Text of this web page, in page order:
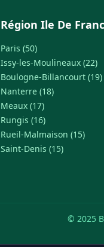
Région Ile De
Paris (50)
Issy-les-Moulineaux (22)
Boulogne-Billancourt (19)
Nanterre (18)
Meaux (17)
Rungis (16)
Rueil-Malmaison (15)
Saint-Denis (15)
© 2025